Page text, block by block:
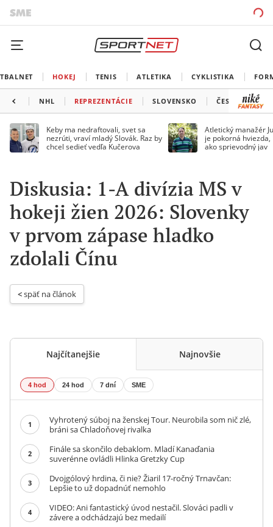
HOKEJ TENIS ATLETIKA CYKLISTIKA
NHL REPREZENTÁCIE SLOVENSKO ČESKO
Keby ma nedraftovali, svet sa
nezrúti, vraví mladý Slovák. Raz by
chcel sedieť vedľa Kučerova
Atletický manažér
je pokorná
ako sprievodný jav
Diskusia: 1-A divízia MS v
hokeji žien 2026: Slovenky
v prvom zápase hladko
zdolali Čínu
< späť na článok
Najčítanejšie Najnovšie
4 hod 24 hod 7 dní SME
1
Vyhrotený súboj na ženskej Tour. Neurobila som nič zlé,
bráni sa Chladoňovej rivalka
2
Finále sa skončilo debaklom. Mladí Kanaďania
suverénne ovládli Hlinka Gretzky Cup
3
Dvojgólový hrdina, či nie? Žiaril 17-ročný Trnavčan:
Lepšie to už dopadnúť nemohlo
4
VIDEO: Ani fantastický úvod nestačil. Slováci padli v
závere a odchádzajú bez medailí